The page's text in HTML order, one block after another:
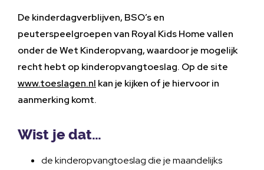
De kinderdagverblijven, BSO’s en
peuterspeelgroepen van Royal Kids Home vallen
onder de Wet Kinderopvang, waardoor je mogelijk
recht hebt op kinderopvangtoeslag. Op de site
www.toeslagen.nl kan je kijken of je hiervoor in
aanmerking komt.
Wist je dat…
de kinderopvangtoeslag die je maandelijks